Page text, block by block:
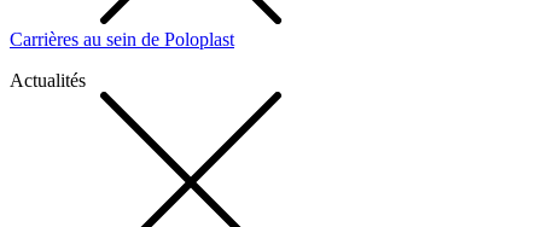
Carrières au sein de Poloplast
Actualités